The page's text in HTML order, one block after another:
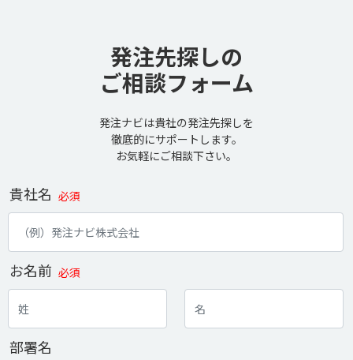
発注先探しの
ご相談フォーム
発注ナビは貴社の発注先探しを
徹底的にサポートします。
お気軽にご相談下さい。
貴社名 必須
お名前 必須
部署名